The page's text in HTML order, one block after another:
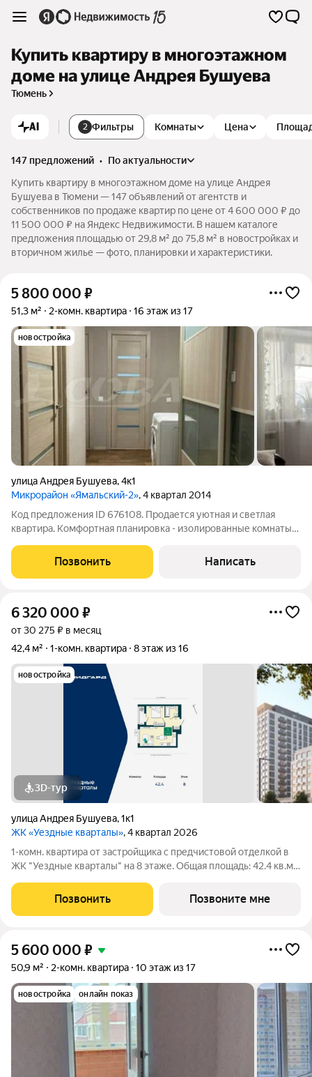
Купить квартиру в многоэтажном
доме на улице Андрея Бушуева
Тюмень
AI 2 Фильтры Комнаты Цена
147 предложений •
по актуальности
Купить квартиру в многоэтажном доме на улице Андрея
Бушуева в Тюмени — 147 объявлений от агентств и
собственников по продаже квартир по цене от 4 600 000 ₽ до
11 500 000 ₽ на Яндекс Недвижимости. В нашем каталоге
предложения площадью от 29,8 м² до 75,8 м² в новостройках и
вторичном жилье — фото, планировки и характеристики.
5 800 000 ₽
51,3 м² 2-комн. квартира 16 этаж из 17
новостройка
улица Андрея Бушуева,4к1
Микрорайон «Ямальский-2», 4 квартал 2014
Код предложения ID 676108. Продается уютная и светлая
квартира. Комфортная планировка - изолированные комнаты
кухонный гарнитур, два очень больших встроенных шкафа,
вложений квартира не
Позвонить Написать
6 320 000 ₽
от 30 275 ₽ в месяц
42,4 м²
1-комн. квартира 8 этаж из 16
новостройка
3D-тур
улица Андрея Бушуева,1к1
ЖК «Уездные кварталы», 4 квартал 2026
1-комн. квартира от застройщика с предчистовой отделкой в
ЖК "Уездные кварталы" на 8 этаже. Общая площадь: 42.4 кв.м.,
кв.м. Все окна выходят на одну сторону. В квартире одна
лоджия, один
Позвонить Позвоните мне
5 600 000 ₽
50,9 м² 2-комн. квартира 10 этаж из 17
новостройка онлайн показ